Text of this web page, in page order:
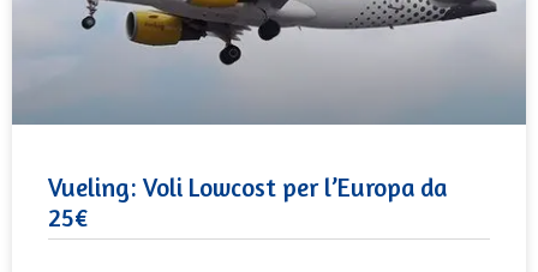
Vueling: Voli Lowcost per l’Europa da
25€